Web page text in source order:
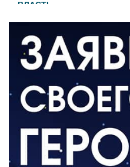
ВЛАСТЬ
В 2026 году
водоподготовки в
06.08.2026
ВЛАСТЬ
Новый учебный год
отопительному
06.08.2026
РАЗЪЯСНЯЕМ